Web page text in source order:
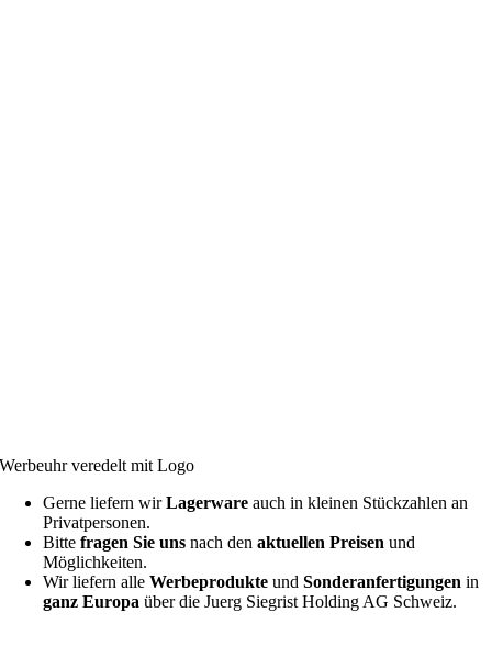
Werbeuhr veredelt mit Logo
Gerne liefern wirLagerware auch in kleinen Stückzahlen an
Privatpersonen.
Bittefragen Sie uns nach den aktuellen Preisen und
Möglichkeiten.
Wir liefern alleWerbeprodukte undSonderanfertigungen in
ganz Europa über die Juerg Siegrist Holding AG Schweiz.